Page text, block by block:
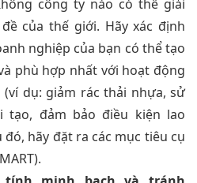
công ty nào có thể giải
của thế giới. Hãy xác định
nghiệp của bạn có thể tạo
phù hợp nhất với hoạt động
dụ: giảm rác thải nhựa, sử
tạo, đảm bảo điều kiện lao
đó, hãy đặt ra các mục tiêu cụ